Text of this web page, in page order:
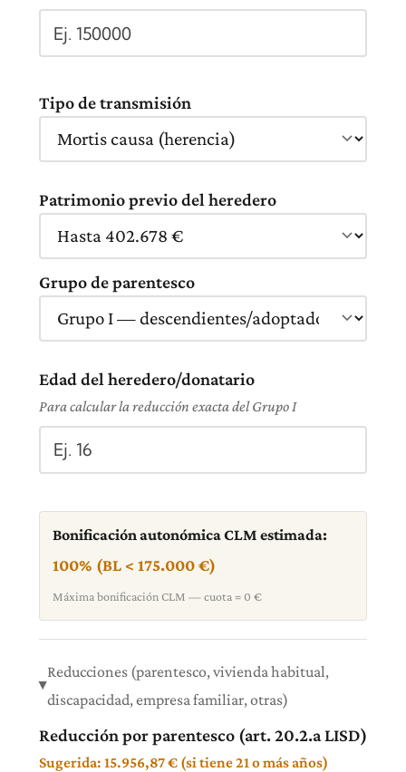
Tipo de transmisión
Patrimonio previo del heredero
Grupo de parentesco
Edad del heredero/donatario
Para calcular la reducción exacta del Grupo I
Bonificación autonómica CLM estimada:
100% (BL < 175.000 €)
Máxima bonificación CLM — cuota = 0 €
Reducciones (parentesco, vivienda habitual,
discapacidad, empresa familiar, otras)
Reducción por parentesco (art. 20.2.a LISD)
Sugerida: 15.956,87 € (si tiene 21 o más años)